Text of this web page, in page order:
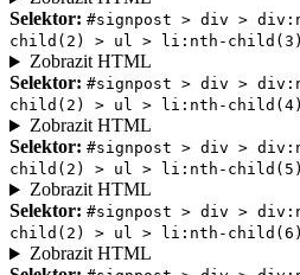
Selektor: #signpost > div >
child(2) > ul > li:nth-
Zobrazit HTML
Selektor: #signpost > div >
child(2) > ul > li:nth-
Zobrazit HTML
Selektor: #signpost > div >
child(2) > ul > li:nth-
Zobrazit HTML
Selektor: #signpost > div >
child(2) > ul > li:nth-
Zobrazit HTML